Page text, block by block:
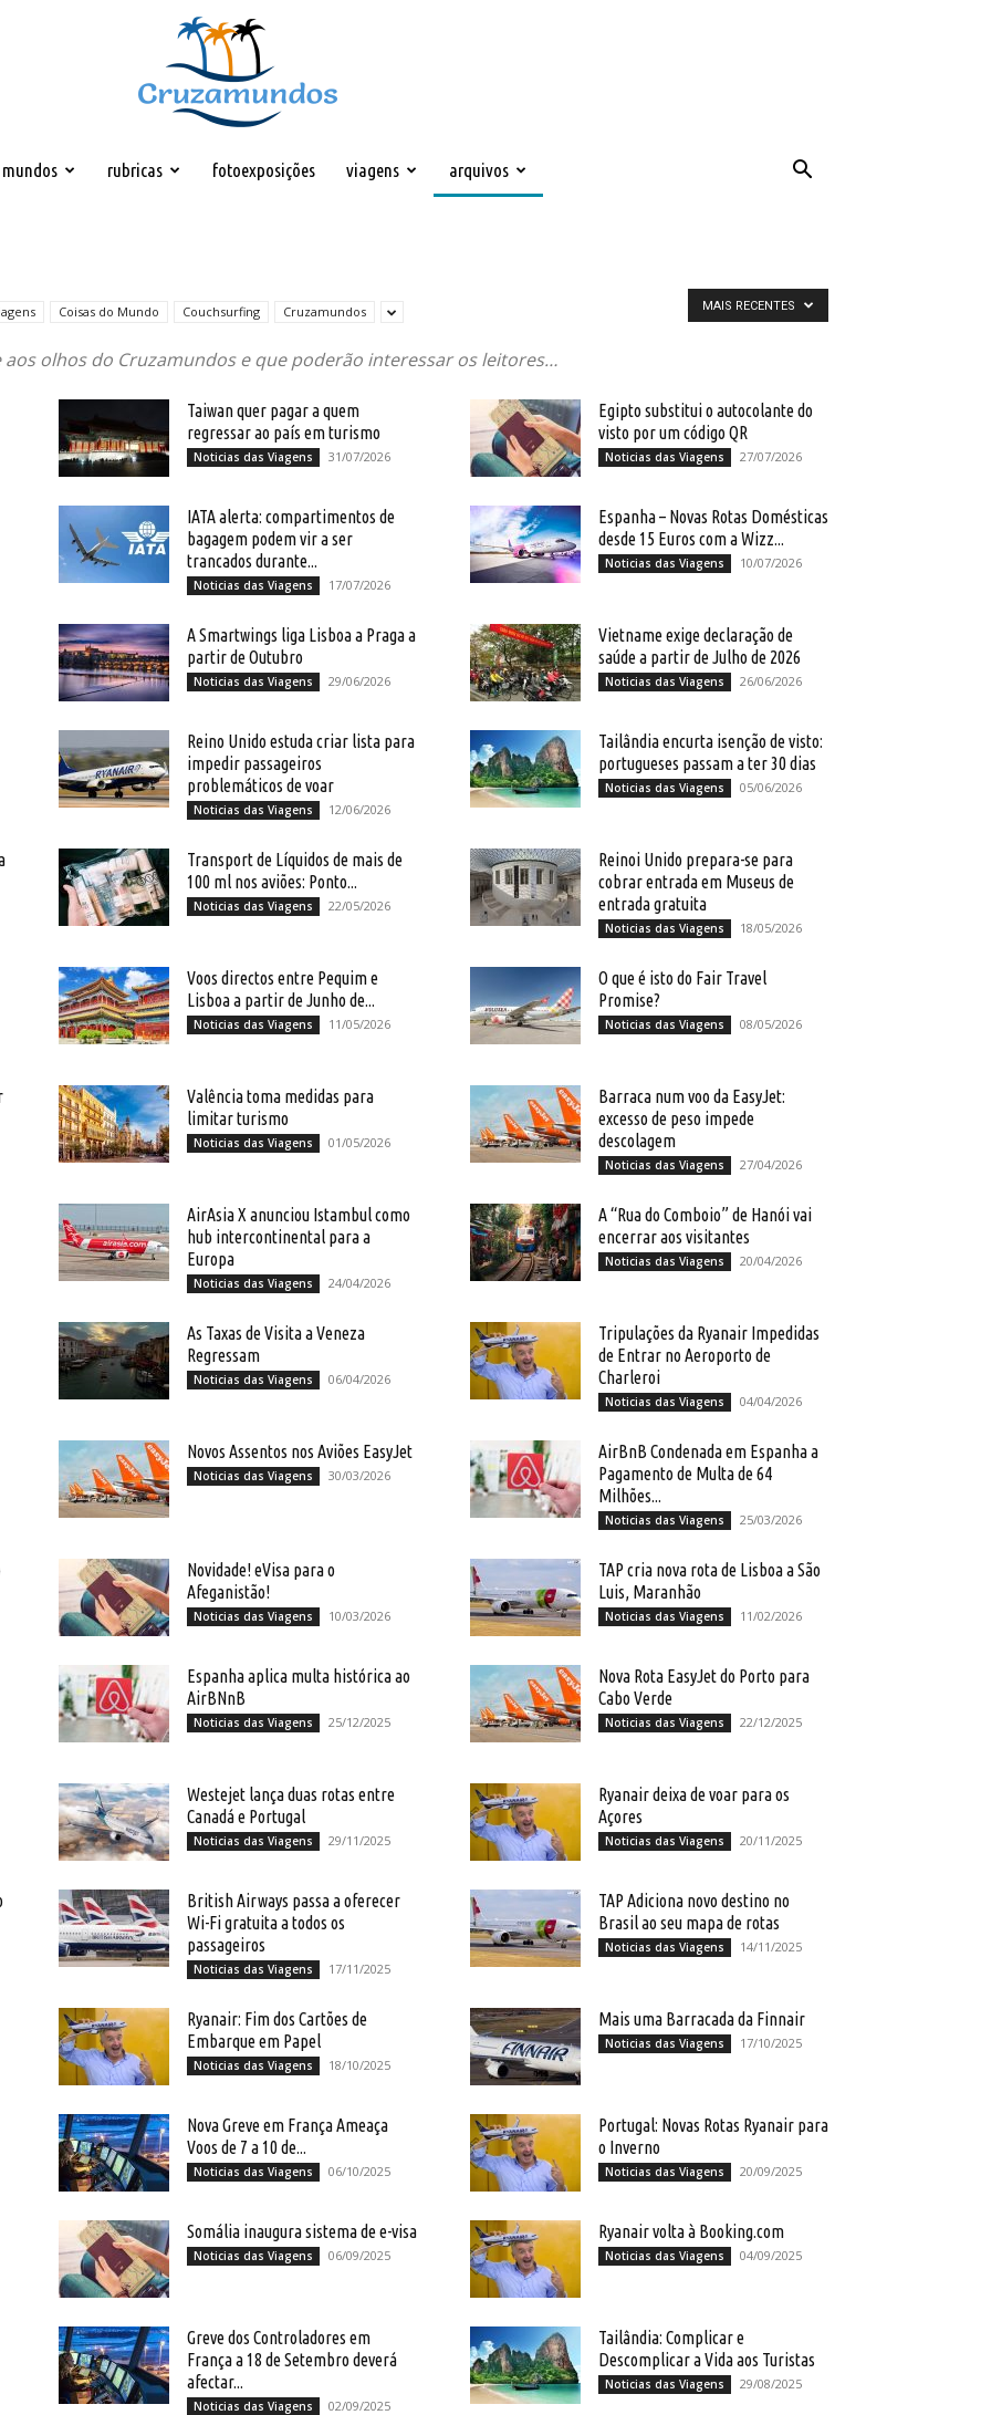
rubricas fotoexposições viagens arquivos
Coisas do Mundo Couchsurfing Cruzamundos
olhos do Cruzamundos e que poderão interessar os leitores…
MAIS RECENTES
Taiwan quer pagar a quem
regressar ao país em turismo
Noticias das Viagens 31/07/2026
Egipto substitui o autocolante do
visto por um código QR
Noticias das Viagens 27/07/2026
IATA alerta: compartimentos de
bagagem podem vir a ser
trancados durante...
Noticias das Viagens 17/07/2026
Espanha – Novas Rotas Domésticas
desde 15 Euros com a Wizz...
Noticias das Viagens 10/07/2026
A Smartwings liga Lisboa a Praga a
partir de Outubro
Noticias das Viagens 29/06/2026
Vietname exige declaração de
saúde a partir de Julho de 2026
Noticias das Viagens 26/06/2026
Reino Unido estuda criar lista para
impedir passageiros
problemáticos de voar
Noticias das Viagens 12/06/2026
Tailândia encurta isenção de visto:
portugueses passam a ter 30 dias
Noticias das Viagens 05/06/2026
Transport de Líquidos de mais de
100 ml nos aviões: Ponto...
Noticias das Viagens 22/05/2026
Reinoi Unido prepara-se para
cobrar entrada em Museus de
entrada gratuita
Noticias das Viagens 18/05/2026
Voos directos entre Pequim e
Lisboa a partir de Junho de...
Noticias das Viagens 11/05/2026
O que é isto do Fair Travel
Promise?
Noticias das Viagens 08/05/2026
Valência toma medidas para
limitar turismo
Noticias das Viagens 01/05/2026
Barraca num voo da EasyJet:
excesso de peso impede
descolagem
Noticias das Viagens 27/04/2026
AirAsia X anunciou Istambul como
hub intercontinental para a
Europa
Noticias das Viagens 24/04/2026
A “Rua do Comboio” de Hanói vai
encerrar aos visitantes
Noticias das Viagens 20/04/2026
As Taxas de Visita a Veneza
Regressam
Noticias das Viagens 06/04/2026
Tripulações da Ryanair Impedidas
de Entrar no Aeroporto de
Charleroi
Noticias das Viagens 04/04/2026
Novos Assentos nos Aviões EasyJet
Noticias das Viagens 30/03/2026
AirBnB Condenada em Espanha a
Pagamento de Multa de 64
Milhões...
Noticias das Viagens 25/03/2026
Novidade! eVisa para o
Afeganistão!
Noticias das Viagens 10/03/2026
TAP cria nova rota de Lisboa a São
Luis, Maranhão
Noticias das Viagens 11/02/2026
Espanha aplica multa histórica ao
AirBNnB
Noticias das Viagens 25/12/2025
Nova Rota EasyJet do Porto para
Cabo Verde
Noticias das Viagens 22/12/2025
Westejet lança duas rotas entre
Canadá e Portugal
Noticias das Viagens 29/11/2025
Ryanair deixa de voar para os
Açores
Noticias das Viagens 20/11/2025
British Airways passa a oferecer
Wi-Fi gratuita a todos os
passageiros
Noticias das Viagens 17/11/2025
TAP Adiciona novo destino no
Brasil ao seu mapa de rotas
Noticias das Viagens 14/11/2025
Ryanair: Fim dos Cartões de
Embarque em Papel
Noticias das Viagens 18/10/2025
Mais uma Barracada da Finnair
Noticias das Viagens 17/10/2025
Nova Greve em França Ameaça
Voos de 7 a 10 de...
Noticias das Viagens 06/10/2025
Portugal: Novas Rotas Ryanair para
o Inverno
Noticias das Viagens 20/09/2025
Somália inaugura sistema de e-visa
Noticias das Viagens 06/09/2025
Ryanair volta à Booking.com
Noticias das Viagens 04/09/2025
Greve dos Controladores em
França a 18 de Setembro deverá
afectar...
Noticias das Viagens 02/09/2025
Tailândia: Complicar e
Descomplicar a Vida aos Turistas
Noticias das Viagens 29/08/2025